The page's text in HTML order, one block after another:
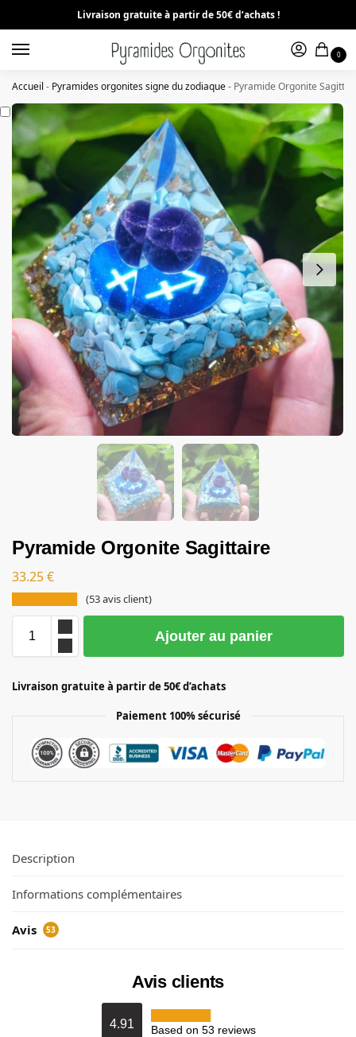
Livraison gratuite à partir de 50€ d’achats !
0
Accueil - Pyramides orgonites signe du zodiaque- Pyramide Orgonite
Pyramide Orgonite Sagittaire
33.25€
(53avis client)
Ajouter au panier
Livraison gratuite à partir de 50€ d’achats
Paiement 100% sécurisé
Description
Informations complémentaires
Avis 53
Avis clients
4.91 Based on 53 reviews